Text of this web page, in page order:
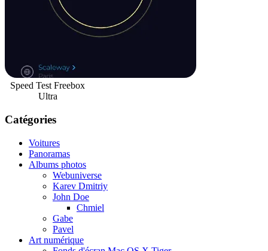
Speed Test Freebox
Ultra
Catégories
Voitures
Panoramas
Albums photos
Webuniverse
Karev Dmitriy
John Doe
Chmiel
Gabe
Pavel
Art numérique